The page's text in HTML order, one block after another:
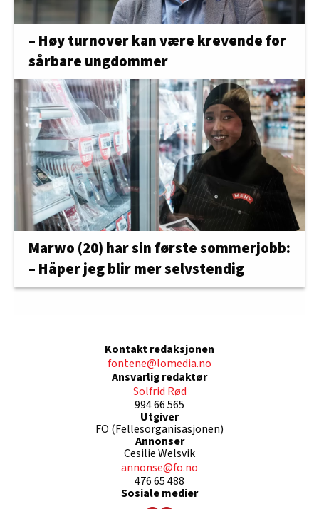
– Høy turnover kan være krevende for
sårbare ungdommer
Marwo (20) har sin første sommerjobb:
– Håper jeg blir mer selvstendig
Kontakt redaksjonen
fontene@lomedia.no
Ansvarlig redaktør
Solfrid Rød
994 66 565
Utgiver
FO (Fellesorganisasjonen)
Annonser
Cesilie Welsvik
annonse@fo.no
476 65 488
Sosiale medier